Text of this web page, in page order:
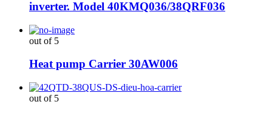
inverter. Model 40KMQ036/38QRF036
out of 5
Heat pump Carrier 30AW006
out of 5